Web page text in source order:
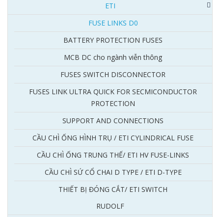
ETI
FUSE LINKS D0
BATTERY PROTECTION FUSES
MCB DC cho ngành viễn thông
FUSES SWITCH DISCONNECTOR
FUSES LINK ULTRA QUICK FOR SECMICONDUCTOR
PROTECTION
SUPPORT AND CONNECTIONS
CẦU CHÌ ỐNG HÌNH TRỤ / ETI CYLINDRICAL FUSE
CẦU CHÌ ỐNG TRUNG THẾ/ ETI HV FUSE-LINKS
CẦU CHÌ SỨ CỔ CHAI D TYPE / ETI D-TYPE
THIẾT BỊ ĐÓNG CẮT/ ETI SWITCH
RUDOLF